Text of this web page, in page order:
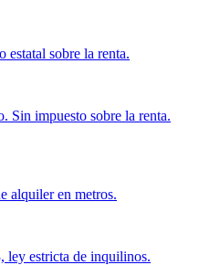
sobre la renta.
Sin impuesto sobre la renta.
alquiler en metros.
ley estricta de inquilinos.